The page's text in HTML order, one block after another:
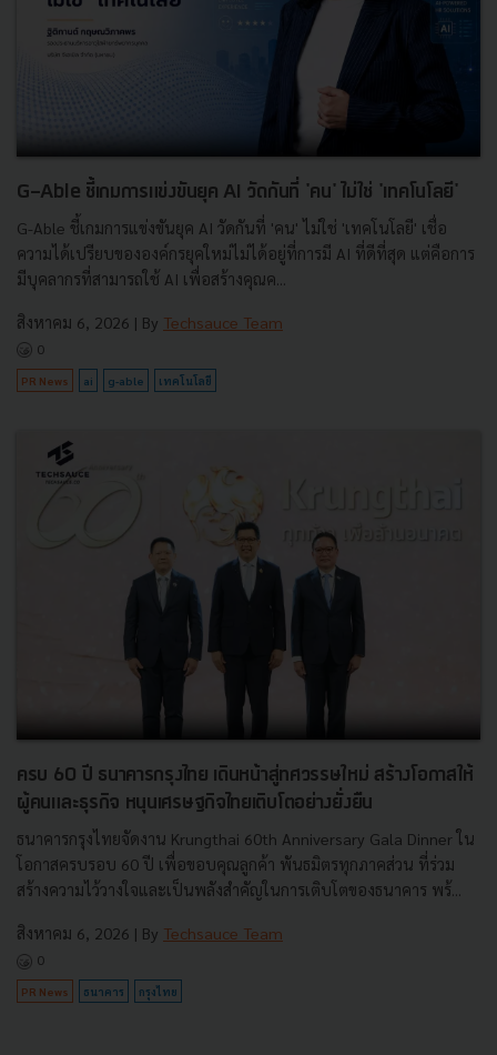
G-Able ชี้เกมการแข่งขันยุค AI วัดกันที่ 'คน' ไม่ใช่ 'เทคโนโลยี'
G-Able ชี้เกมการแข่งขันยุค AI วัดกันที่ 'คน' ไม่ใช่ 'เทคโนโลยี' เชื่อ
ความได้เปรียบขององค์กรยุคใหม่ไม่ได้อยู่ที่การมี AI ที่ดีที่สุด แต่คือการ
มีบุคลากรที่สามารถใช้ AI เพื่อสร้างคุณค...
สิงหาคม 6, 2026 | By Techsauce Team
0
PR News ai g-able เทคโนโลยี
ครบ 60 ปี ธนาคารกรุงไทย เดินหน้าสู่ทศวรรษใหม่ สร้างโอกาสให้
ผู้คนและธุรกิจ หนุนเศรษฐกิจไทยเติบโตอย่างยั่งยืน
ธนาคารกรุงไทยจัดงาน Krungthai 60th Anniversary Gala Dinner ใน
โอกาสครบรอบ 60 ปี เพื่อขอบคุณลูกค้า พันธมิตรทุกภาคส่วน ที่ร่วม
สร้างความไว้วางใจและเป็นพลังสำคัญในการเติบโตของธนาคาร พร้...
สิงหาคม 6, 2026 | By Techsauce Team
0
PR News ธนาคาร กรุงไทย